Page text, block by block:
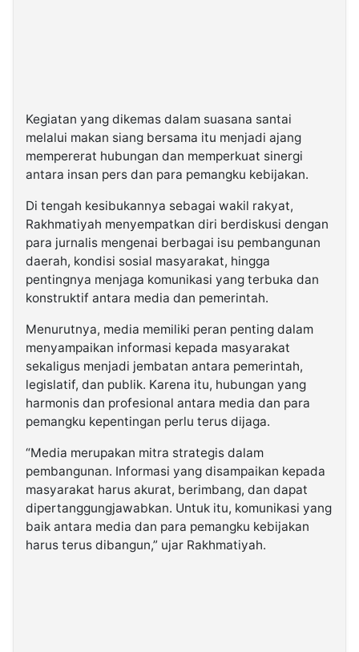
Kegiatan yang dikemas dalam suasana santai
melalui makan siang bersama itu menjadi ajang
mempererat hubungan dan memperkuat sinergi
antara insan pers dan para pemangku kebijakan.
Di tengah kesibukannya sebagai wakil rakyat,
Rakhmatiyah menyempatkan diri berdiskusi dengan
para jurnalis mengenai berbagai isu pembangunan
daerah, kondisi sosial masyarakat, hingga
pentingnya menjaga komunikasi yang terbuka dan
konstruktif antara media dan pemerintah.
Menurutnya, media memiliki peran penting dalam
menyampaikan informasi kepada masyarakat
sekaligus menjadi jembatan antara pemerintah,
legislatif, dan publik. Karena itu, hubungan yang
harmonis dan profesional antara media dan para
pemangku kepentingan perlu terus dijaga.
“Media merupakan mitra strategis dalam
pembangunan. Informasi yang disampaikan kepada
masyarakat harus akurat, berimbang, dan dapat
dipertanggungjawabkan. Untuk itu, komunikasi yang
baik antara media dan para pemangku kebijakan
harus terus dibangun,” ujar Rakhmatiyah.